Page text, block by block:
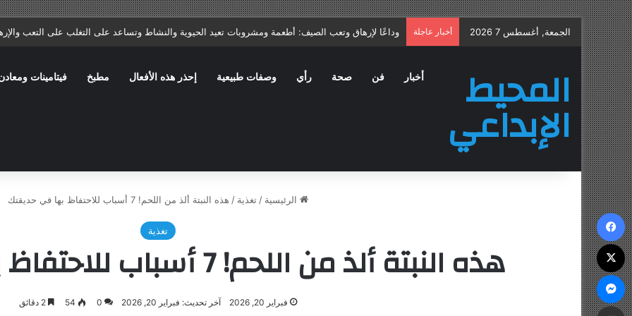
الجمعة, أغسطس 7 2026 أخبار عاجلة علاج التهاب البروستاتا: ماذا يصف الطبيب؟ وما الأخطاء الشائعة التي تؤخر الشفاء؟
المحيط
الإبداعي
أخبار فن صحة رأي وصفات طبيعية إحذر هذه الأفعال مطبخ فيتامينات
الرئيسية / تغذية / هذه النبتة ألذ من اللحم! 7 أسباب للاحتفاظ بها في حديقتك
تغذية
هذه النبتة ألذ من اللحم! 7 أسباب للاحتفاظ بها في حديقتك
فبراير 20, 2026 آخر تحديث: فبراير 20, 2026 0
54
فيسبوك
‫X
ماسنجر
مشاركة عبر البريد